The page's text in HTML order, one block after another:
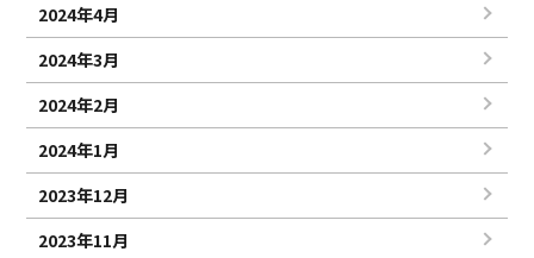
2024年4月
2024年3月
2024年2月
2024年1月
2023年12月
2023年11月